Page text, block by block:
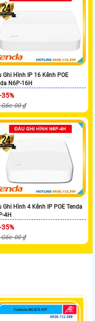
Ghi Hình IP 16 Kênh POE
N6P-16H
35%
Gốc: 00 ₫
Ghi Hình 4 Kênh IP POE Tenda
4H
35%
Gốc: 00 ₫